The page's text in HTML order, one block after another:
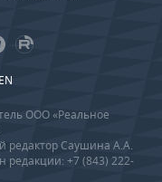
EN
ООО «Реальное
редактор Саушина А.А.
редакции: +7 (843) 222-